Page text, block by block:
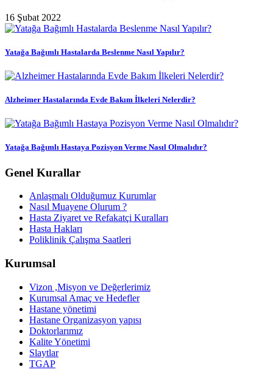
16 Şubat 2022
Yatağa Bağımlı Hastalarda Beslenme Nasıl Yapılır?
Alzheimer Hastalarında Evde Bakım İlkeleri Nelerdir?
Yatağa Bağımlı Hastaya Pozisyon Verme Nasıl Olmalıdır?
Genel Kurallar
Anlaşmalı Olduğumuz Kurumlar
Nasıl Muayene Olurum ?
Hasta Ziyaret ve Refakatçi Kuralları
Hasta Hakları
Poliklinik Çalışma Saatleri
Kurumsal
Vizon ,Misyon ve Değerlerimiz
Kurumsal Amaç ve Hedefler
Hastane yönetimi
Hastane Organizasyon yapısı
Doktorlarımız
Kalite Yönetimi
Slaytlar
TGAP